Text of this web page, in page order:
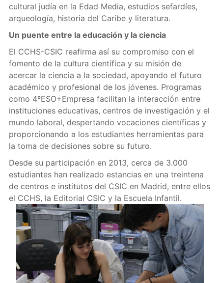
cultural judía en la Edad Media, estudios sefardíes,
arqueología, historia del Caribe y literatura.
Un puente entre la educación y la ciencia
El CCHS-CSIC reafirma así su compromiso con el
fomento de la cultura científica y su misión de
acercar la ciencia a la sociedad, apoyando el futuro
académico y profesional de los jóvenes. Programas
como 4ºESO+Empresa facilitan la interacción entre
instituciones educativas, centros de investigación y el
mundo laboral, despertando vocaciones científicas y
proporcionando a los estudiantes herramientas para
la toma de decisiones sobre su futuro.
Desde su participación en 2013, cerca de 3.000
estudiantes han realizado estancias en una treintena
de centros e institutos del CSIC en Madrid, entre ellos
el CCHS, la Editorial CSIC y la Escuela Infantil.